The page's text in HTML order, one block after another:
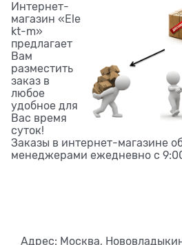
Интернет-
магазин «Ele
kt-m»
предлагает
Вам
разместить
заказ в
любое
удобное для
Вас время
суток!
Заказы в интернет-магазине
менеджерами ежедневно с
Адрес: Москва,